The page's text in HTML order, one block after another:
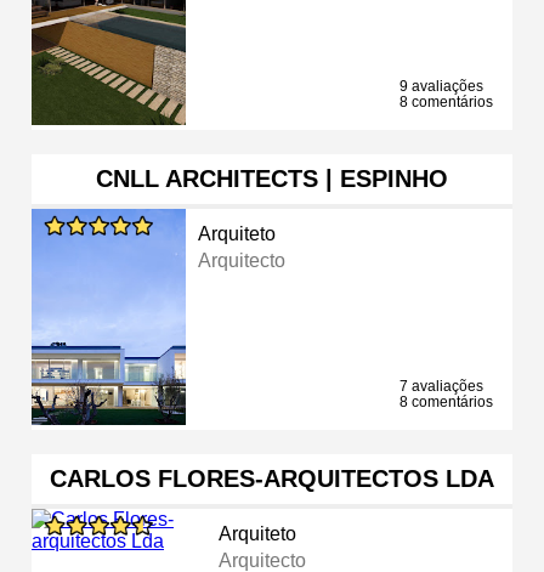
9 avaliações
8 comentários
CNLL ARCHITECTS | ESPINHO
Arquiteto
Arquitecto
7 avaliações
8 comentários
CARLOS FLORES-ARQUITECTOS LDA
Arquiteto
Arquitecto